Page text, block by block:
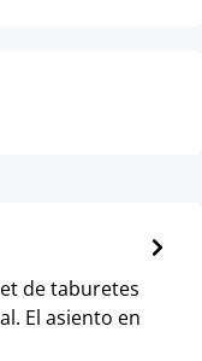
de taburetes
El asiento en